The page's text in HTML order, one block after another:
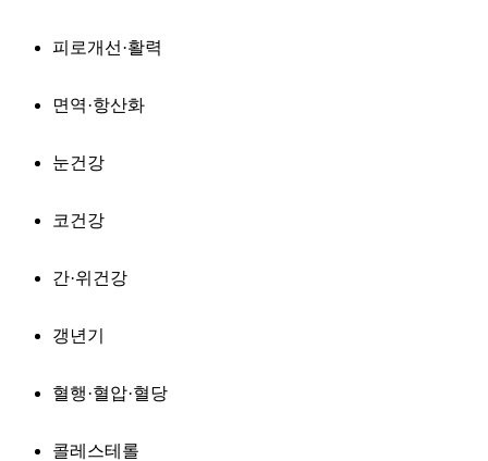
피로개선·활력
면역·항산화
눈건강
코건강
간·위건강
갱년기
혈행·혈압·혈당
콜레스테롤